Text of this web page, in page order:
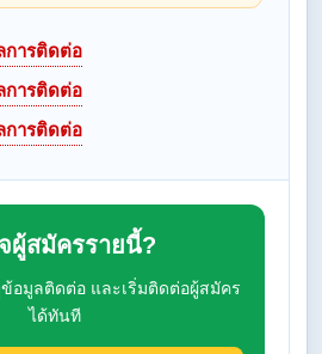
การติดต่อ
การติดต่อ
การติดต่อ
ผู้สมัครรายนี้?
อมูลติดต่อ และเริ่มติดต่อผู้สมัคร
ได้ทันที